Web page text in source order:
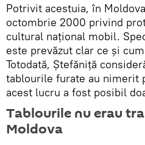
Potrivit acestuia, în
octombrie 2000 privind
cultural național mobil.
este prevăzut clar ce și
Totodată, Ștefăniță
tablourile furate au nimerit
acest lucru a fost posibil
Tablourile nu erau
Moldova